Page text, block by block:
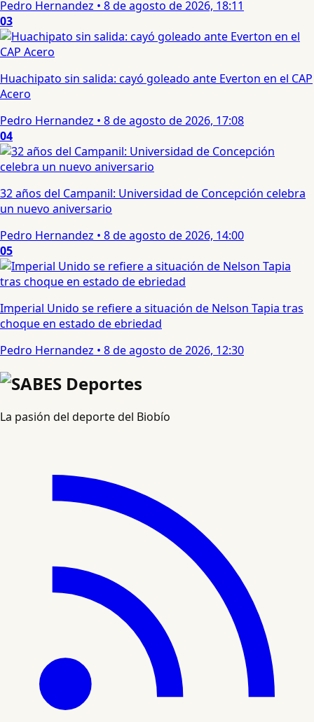
Pedro Hernandez • 8 de agosto de 2026, 18:11
03
Huachipato sin salida: cayó goleado ante Everton en el CAP
Acero
Pedro Hernandez • 8 de agosto de 2026, 17:08
04
32 años del Campanil: Universidad de Concepción celebra
un nuevo aniversario
Pedro Hernandez • 8 de agosto de 2026, 14:00
05
Imperial Unido se refiere a situación de Nelson Tapia tras
choque en estado de ebriedad
Pedro Hernandez • 8 de agosto de 2026, 12:30
La pasión del deporte del Biobío